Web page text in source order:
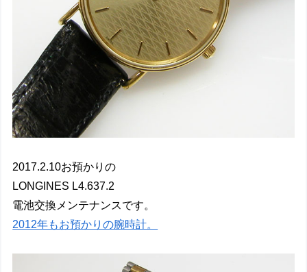
2017.2.10お預かりの
LONGINES L4.637.2
電池交換メンテナンスです。
2012年もお預かりの腕時計。